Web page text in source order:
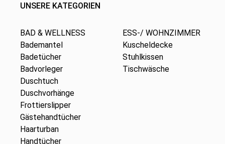
UNSERE KATEGORIEN
BAD & WELLNESS
Bademantel
Badetücher
Badvorleger
Duschtuch
Duschvorhänge
Frottierslipper
Gästehandtücher
Haarturban
Handtücher
ESS-/ WOHNZIMMER
Kuscheldecke
Stuhlkissen
Tischwäsche